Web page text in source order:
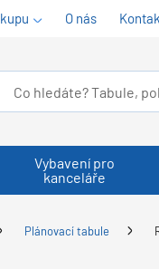
O nás
Vybavení pro
kanceláře
Plánovací tabule